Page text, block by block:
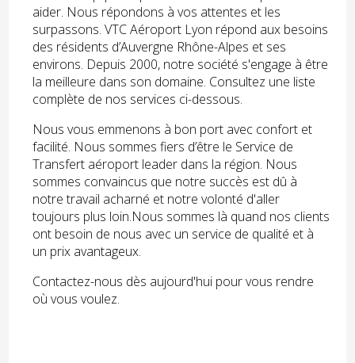
aider. Nous répondons à vos attentes et les
surpassons. VTC Aéroport Lyon répond aux besoins
des résidents d’Auvergne Rhône-Alpes et ses
environs. Depuis 2000, notre société s'engage à être
la meilleure dans son domaine. Consultez une liste
complète de nos services ci-dessous.
Nous vous emmenons à bon port avec confort et
facilité. Nous sommes fiers d’être le Service de
Transfert aéroport leader dans la région. Nous
sommes convaincus que notre succès est dû à
notre travail acharné et notre volonté d'aller
toujours plus loin.Nous sommes là quand nos clients
ont besoin de nous avec un service de qualité et à
un prix avantageux.
Contactez-nous dès aujourd'hui pour vous rendre
où vous voulez.